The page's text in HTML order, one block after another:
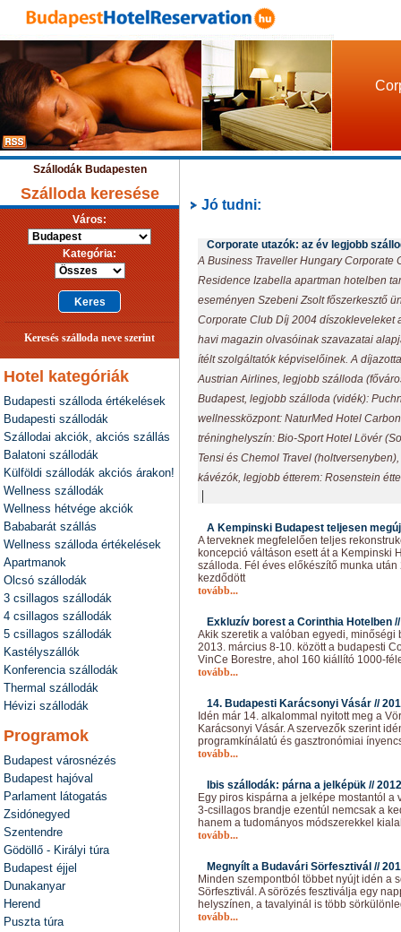
Szállodák Budapesten
Szálloda keresése
Város:
Kategória:
Keresés szálloda neve szerint
Hotel kategóriák
Budapesti szálloda értékelések
Budapesti szállodák
Szállodai akciók, akciós szállás
Balatoni szállodák
Külföldi szállodák akciós árakon!
Wellness szállodák
Wellness hétvége akciók
Bababarát szállás
Wellness szálloda értékelések
Apartmanok
Olcsó szállodák
3 csillagos szállodák
4 csillagos szállodák
5 csillagos szállodák
Kastélyszállók
Konferencia szállodák
Thermal szállodák
Hévizi szállodák
Programok
Budapest városnézés
Budapest hajóval
Parlament látogatás
Zsidónegyed
Szentendre
Gödöllő - Királyi túra
Budapest éjjel
Dunakanyar
Herend
Puszta túra
Jó tudni:
Corporate utazók: az év legjobb
A Business Traveller Hungary Corporate
Residence Izabella apartman hotelben
eseményen Szebeni Zsolt főszerkesztő
Corporate Club Díj 2004 díszokleveleket
havi magazin olvasóinak szavazatai
ítélt szolgáltatók képviselőinek. A
Austrian Airlines, legjobb szálloda
Budapest, legjobb szálloda (vidék):
wellnessközpont: NaturMed Hotel
tréninghelyszín: Bio-Sport Hotel Lövér
Tensi és Chemol Travel
kávézók, legjobb étterem: Rosenstein
|
A Kempinski Budapest teljesen
A terveknek megfelelően teljes
koncepció váltáson esett át a Kempinski
szálloda. Fél éves előkészítő munka
kezdődött
tovább...
Exkluzív borest a Corinthia Hotelben
Akik szeretik a valóban egyedi, minőségi
2013. március 8-10. között a budapesti
VinCe Borestre, ahol 160 kiállító 1000-
tovább...
14. Budapesti Karácsonyi Vásár //
Idén már 14. alkalommal nyitott meg a
Karácsonyi Vásár. A szervezők szerint
programkínálatú és gasztronómiai
tovább...
Ibis szállodák: párna a jelképük //
Egy piros kispárna a jelképe mostantól a
3-csillagos brandje ezentúl nemcsak a
hanem a tudományos módszerekkel
tovább...
Megnyílt a Budavári Sörfesztivál //
Minden szempontból többet nyújt idén a
Sörfesztivál. A sörözés fesztiválja egy
helyszínen, a tavalyinál is több
tovább...